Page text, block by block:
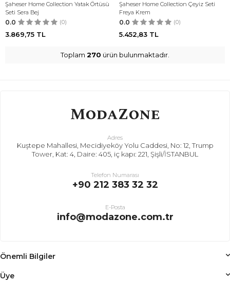
Şaheser Home Collection Yatak Örtüsü
Seti Sera Bej
0.0 (0)
3.869,75 TL
Şaheser Home Collection Çeyiz Seti
Freya Krem
0.0 (0)
5.452,83 TL
Toplam 270 ürün bulunmaktadır.
Adres
Kuştepe Mahallesi, Mecidiyeköy Yolu Caddesi, No: 12, Trump
Tower, Kat: 4, Daire: 405, iç kapı: 221, Şişli/İSTANBUL
Telefon Numarası
+90 212 383 32 32
E-Posta
info@modazone.com.tr
Önemli Bilgiler
Üye